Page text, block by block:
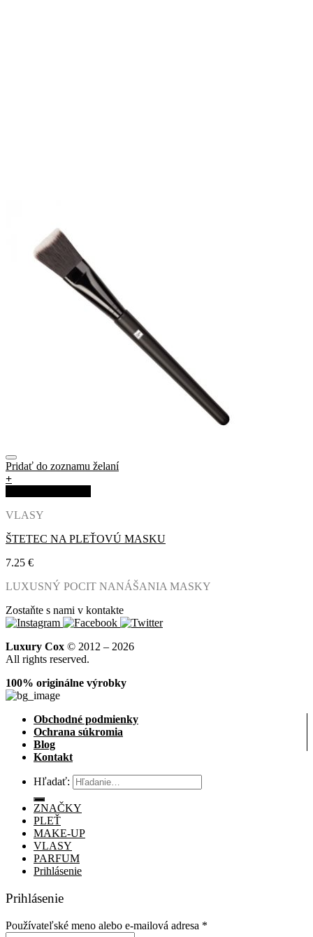
Pridať do zoznamu želaní
+
VLASY
ŠTETEC NA PLEŤOVÚ MASKU
7.25 €
LUXUSNÝ POCIT NANÁŠANIA MASKY
Zostaňte s nami v kontakte
Luxury Cox © 2012 – 2026
All rights reserved.
100% originálne výrobky
Obchodné podmienky
Ochrana súkromia
Blog
Kontakt
Hľadať:
ZNAČKY
PLEŤ
MAKE-UP
VLASY
PARFUM
Prihlásenie
Prihlásenie
Používateľské meno alebo e-mailová adresa *